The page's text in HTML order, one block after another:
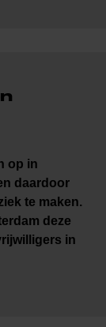
op in
daardoor
te maken.
deze
in